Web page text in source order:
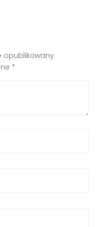
opublikowany.
*